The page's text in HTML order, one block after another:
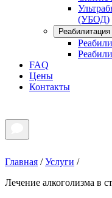
(УБОД)
Реабилитация
FAQ
Цены
Контакты
Главная / Услуги /
Лечение алкоголизма в